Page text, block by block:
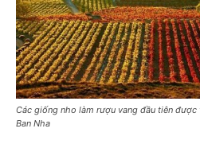
Các giống nho làm rượu vang đầu tiên
Ban Nha